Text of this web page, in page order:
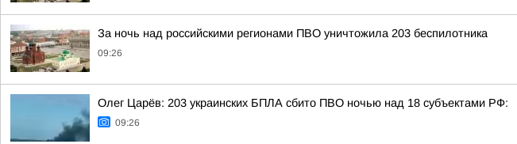
За ночь над российскими регионами ПВО уничтожила 203 беспилотника
09:26
Олег Царёв: 203 украинских БПЛА сбито ПВО ночью над 18 субъектами РФ:
09:26